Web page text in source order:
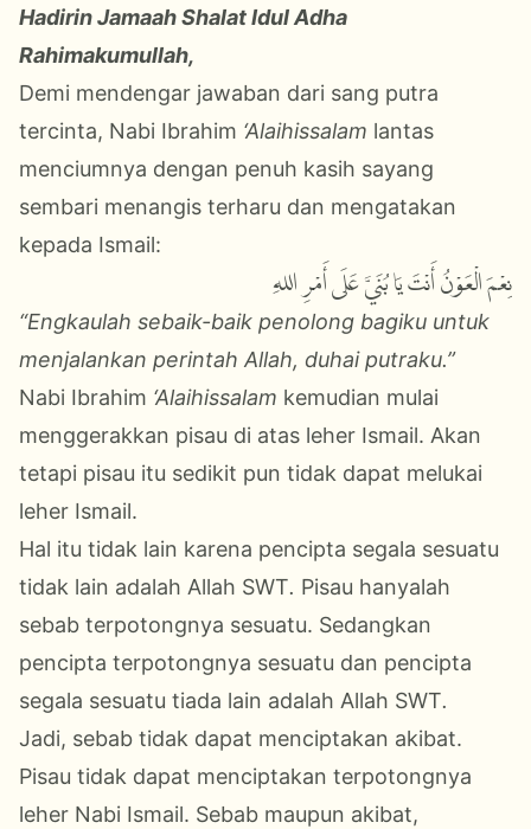
Hadirin Jamaah Shalat Idul Adha
Rahimakumullah,
Demi mendengar jawaban dari sang putra
tercinta, Nabi Ibrahim ‘Alaihissalam lantas
menciumnya dengan penuh kasih sayang
sembari menangis terharu dan mengatakan
kepada Ismail:
نِعْمَ الْعَوْنُ أَنْتَ يَا بُنَيَّ عَلَى أَمْرِ اللهِ
“Engkaulah sebaik-baik penolong bagiku untuk
menjalankan perintah Allah, duhai putraku.”
Nabi Ibrahim ‘Alaihissalam kemudian mulai
menggerakkan pisau di atas leher Ismail. Akan
tetapi pisau itu sedikit pun tidak dapat melukai
leher Ismail.
Hal itu tidak lain karena pencipta segala sesuatu
tidak lain adalah Allah SWT. Pisau hanyalah
sebab terpotongnya sesuatu. Sedangkan
pencipta terpotongnya sesuatu dan pencipta
segala sesuatu tiada lain adalah Allah SWT.
Jadi, sebab tidak dapat menciptakan akibat.
Pisau tidak dapat menciptakan terpotongnya
leher Nabi Ismail. Sebab maupun akibat,